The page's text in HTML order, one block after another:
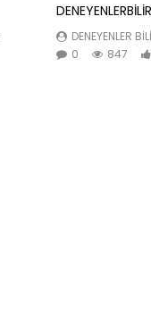
DENEYENLER
0
847